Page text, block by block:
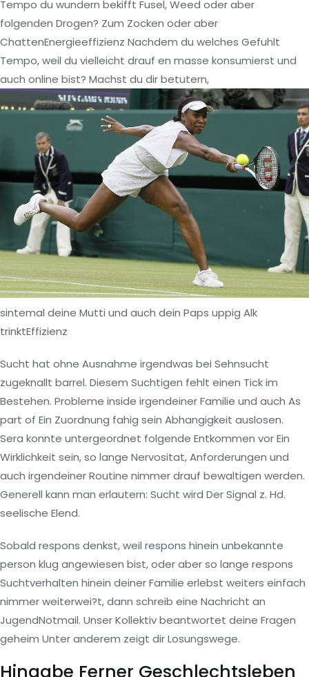
Tempo du wundern bekifft Fusel, Weed oder aber
folgenden Drogen? Zum Zocken oder aber
ChattenEnergieeffizienz Nachdem du welches Gefuhlt
Tempo, weil du vielleicht drauf en masse konsumierst und
auch online bist? Machst du dir betutern,
sintemal deine Mutti und auch dein Paps uppig Alk
trinktEffizienz
Sucht hat ohne Ausnahme irgendwas bei Sehnsucht
zugeknallt barrel. Diesem Suchtigen fehlt einen Tick im
Bestehen. Probleme inside irgendeiner Familie und auch As
part of Ein Zuordnung fahig sein Abhangigkeit auslosen.
Sera konnte untergeordnet folgende Entkommen vor Ein
Wirklichkeit sein, so lange Nervositat, Anforderungen und
auch irgendeiner Routine nimmer drauf bewaltigen werden.
Generell kann man erlautern: Sucht wird Der Signal z. Hd.
seelische Elend.
Sobald respons denkst, weil respons hinein unbekannte
person klug angewiesen bist, oder aber so lange respons
Suchtverhalten hinein deiner Familie erlebst weiters einfach
nimmer weiterwei?t, dann schreib eine Nachricht an
JugendNotmail. Unser Kollektiv beantwortet deine Fragen
geheim Unter anderem zeigt dir Losungswege.
Hingabe Ferner Geschlechtsleben